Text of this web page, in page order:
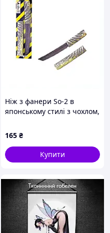
Ніж з фанери So-2 в
японському стилі з чохлом,
165 ₴
Купити